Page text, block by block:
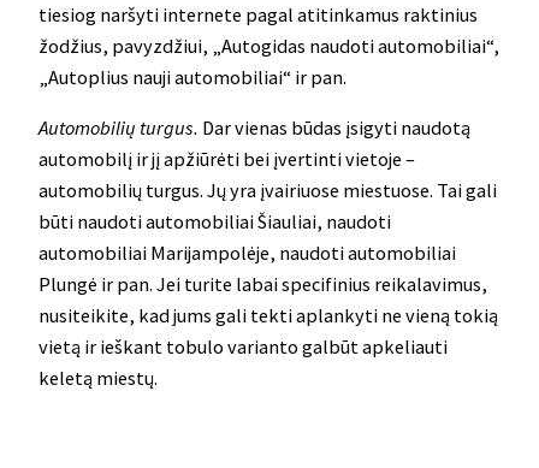
tiesiog naršyti internete pagal atitinkamus raktinius
žodžius, pavyzdžiui, „Autogidas naudoti automobiliai“,
„Autoplius nauji automobiliai“ ir pan.
Automobilių turgus. Dar vienas būdas įsigyti naudotą
automobilį ir jį apžiūrėti bei įvertinti vietoje –
automobilių turgus. Jų yra įvairiuose miestuose. Tai gali
būti naudoti automobiliai Šiauliai, naudoti
automobiliai Marijampolėje, naudoti automobiliai
Plungė ir pan. Jei turite labai specifinius reikalavimus,
nusiteikite, kad jums gali tekti aplankyti ne vieną tokią
vietą ir ieškant tobulo varianto galbūt apkeliauti
keletą miestų.